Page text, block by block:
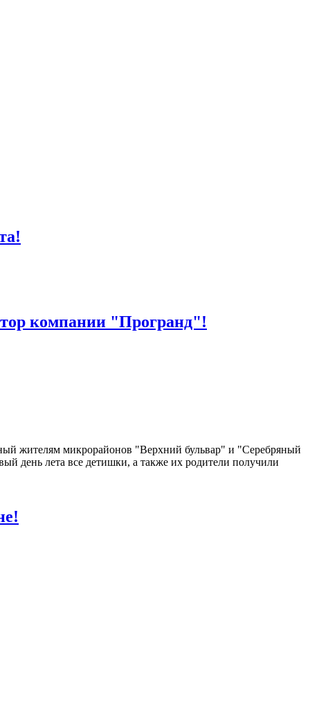
компании "Програнд"!
жителям микрорайонов "Верхний бульвар" и "Серебряный
день лета все детишки, а также их родители получили